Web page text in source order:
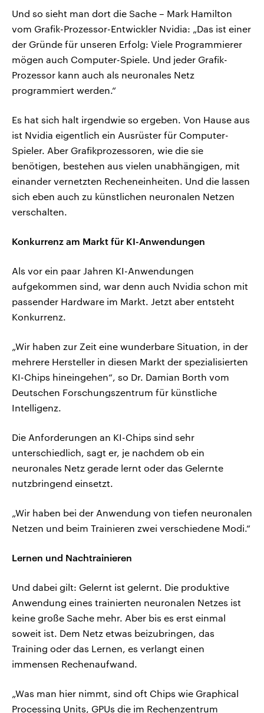
Und so sieht man dort die Sache – Mark Hamilton
vom Grafik-Prozessor-Entwickler Nvidia: „Das ist einer
der Gründe für unseren Erfolg: Viele Programmierer
mögen auch Computer-Spiele. Und jeder Grafik-
Prozessor kann auch als neuronales Netz
programmiert werden.“
Es hat sich halt irgendwie so ergeben. Von Hause aus
ist Nvidia eigentlich ein Ausrüster für Computer-
Spieler. Aber Grafikprozessoren, wie die sie
benötigen, bestehen aus vielen unabhängigen, mit
einander vernetzten Recheneinheiten. Und die lassen
sich eben auch zu künstlichen neuronalen Netzen
verschalten.
Konkurrenz am Markt für KI-Anwendungen
Als vor ein paar Jahren KI-Anwendungen
aufgekommen sind, war denn auch Nvidia schon mit
passender Hardware im Markt. Jetzt aber entsteht
Konkurrenz.
„Wir haben zur Zeit eine wunderbare Situation, in der
mehrere Hersteller in diesen Markt der spezialisierten
KI-Chips hineingehen“, so Dr. Damian Borth vom
Deutschen Forschungszentrum für künstliche
Intelligenz.
Die Anforderungen an KI-Chips sind sehr
unterschiedlich, sagt er, je nachdem ob ein
neuronales Netz gerade lernt oder das Gelernte
nutzbringend einsetzt.
„Wir haben bei der Anwendung von tiefen neuronalen
Netzen und beim Trainieren zwei verschiedene Modi.“
Lernen und Nachtrainieren
Und dabei gilt: Gelernt ist gelernt. Die produktive
Anwendung eines trainierten neuronalen Netzes ist
keine große Sache mehr. Aber bis es erst einmal
soweit ist. Dem Netz etwas beizubringen, das
Training oder das Lernen, es verlangt einen
immensen Rechenaufwand.
„Was man hier nimmt, sind oft Chips wie Graphical
Processing Units, GPUs die im Rechenzentrum